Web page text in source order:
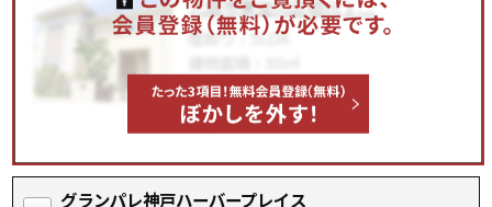
グランパレ神戸ハーバープレイス